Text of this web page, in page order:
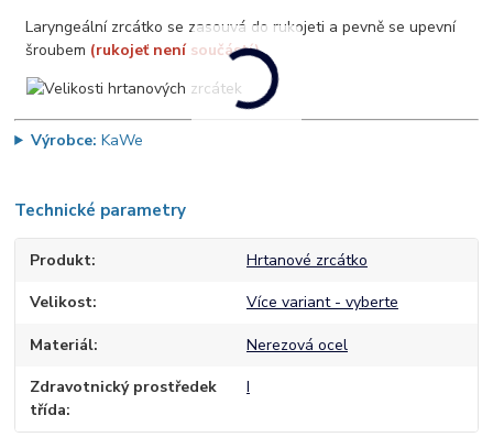
Laryngeální zrcátko se zasouvá do rukojeti a pevně se upevní
šroubem (rukojeť není součástí).
Výrobce: KaWe
Technické parametry
Produkt Hrtanové zrcátko
Velikost Více variant - vyberte
Materiál Nerezová ocel
Zdravotnický prostředek
třída
I